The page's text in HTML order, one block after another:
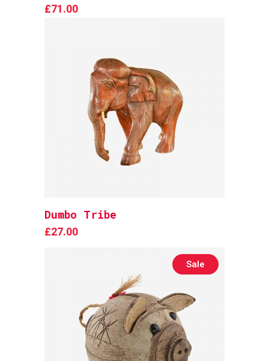
£71.00
Dumbo Tribe
£27.00
Sale